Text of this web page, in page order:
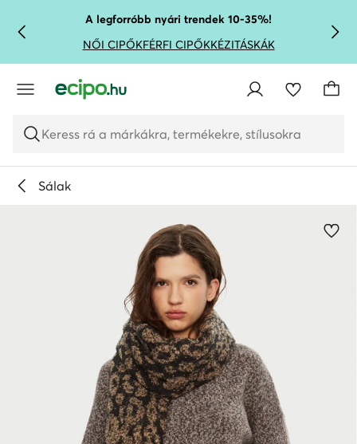
UGRÁS A FŐ TARTALOMRA
UGRÁS A KERESÉSHEZA legforróbb nyári trendek 10-35%!
NŐI CIPŐKFÉRFI CIPŐKKÉZITÁSKÁK
Keress rá a márkákra, termékekre, stílusokra
Sálak